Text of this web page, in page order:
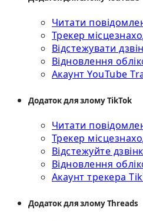
Читати
Трекер
Відстежувати
Відновлення
Акаунт YouTube
Додаток для злому TikTok
Читати
Трекер
Відстежуйте
Відновлення
Акаунт трекера
Додаток для злому Threads